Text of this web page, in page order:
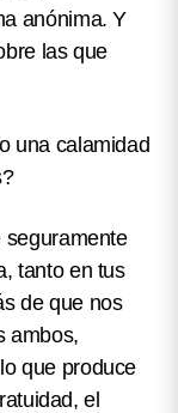
anónima. Y
las que
una calamidad
seguramente
tanto en tus
de que nos
ambos,
que produce
el